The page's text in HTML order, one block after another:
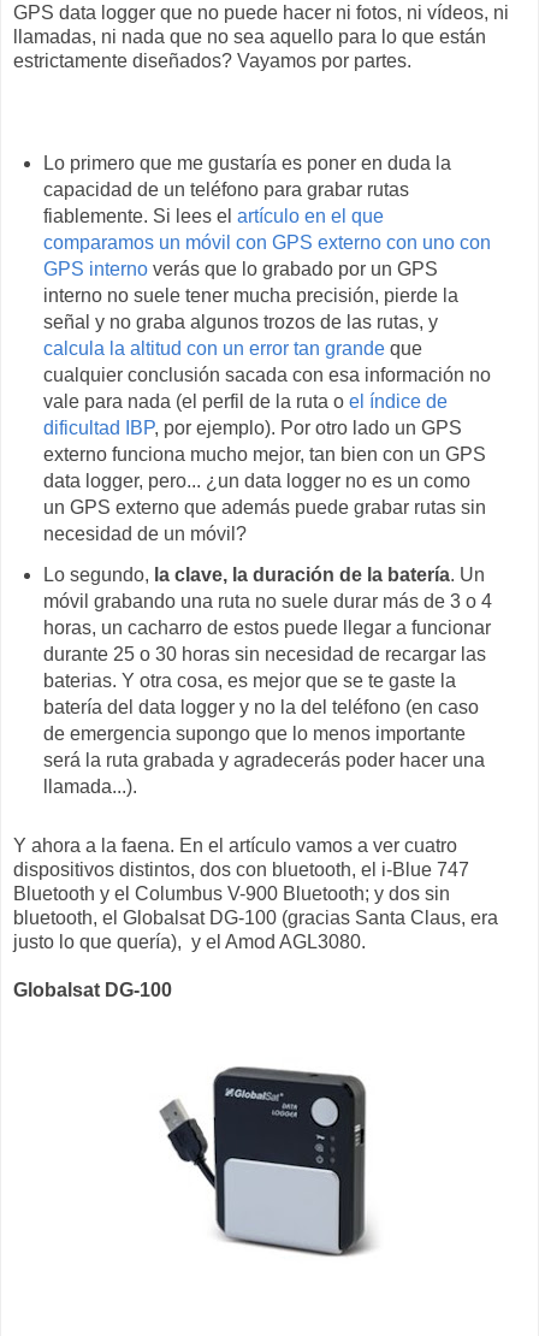
GPS data logger que no puede hacer ni fotos, ni vídeos, ni
llamadas, ni nada que no sea aquello para lo que están
estrictamente diseñados? Vayamos por partes.
Lo primero que me gustaría es poner en duda la
capacidad de un teléfono para grabar rutas
fiablemente. Si lees el artículo en el que
comparamos un móvil con GPS externo con uno con
GPS internoverás que lo grabado por un GPS
interno no suele tener mucha precisión, pierde la
señal y no graba algunos trozos de las rutas, y
calcula la altitud con un error tan grandeque
cualquier conclusión sacada con esa información no
vale para nada (el perfil de la ruta o el índice de
dificultad IBP, por ejemplo). Por otro lado un GPS
externo funciona mucho mejor, tan bien con un GPS
data logger, pero... ¿un data logger no es un como
un GPS externo que además puede grabar rutas sin
necesidad de un móvil?
Lo segundo, la clave, la duración de la batería. Un
móvil grabando una ruta no suele durar más de 3 o 4
horas, un cacharro de estos puede llegar a funcionar
durante 25 o 30 horas sin necesidad de recargar las
baterias. Y otra cosa, es mejor que se te gaste la
batería del data logger y no la del teléfono (en caso
de emergencia supongo que lo menos importante
será la ruta grabada y agradecerás poder hacer una
llamada...).
Y ahora a la faena. En el artículo vamos a ver cuatro
dispositivos distintos, dos con bluetooth, el i-Blue 747
Bluetooth y el Columbus V-900 Bluetooth; y dos sin
bluetooth, el Globalsat DG-100 (gracias Santa Claus, era
justo lo que quería), y el Amod AGL3080.
Globalsat DG-100